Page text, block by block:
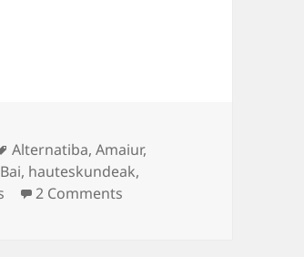
Tags
Alternatiba,Amaiur,
, hauteskundeak,
2 Comments